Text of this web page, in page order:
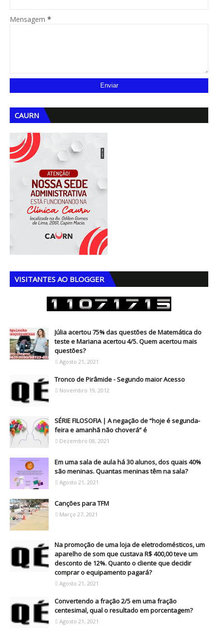
Mensagem *
CAURN
VISITANTES AO BLOGGER
Júlia acertou 75% das questões de Matemática do
teste e Mariana acertou 4/5. Quem acertou mais
questões?
Agosto 21, 2021
Tronco de Pirâmide - Segundo maior Acesso
Novembro 19, 2012
SÉRIE FILOSOFIA | A negação de “hoje é segunda-
feira e amanhã não choverá” é
Dezembro 08, 2021
Em uma sala de aula há 30 alunos, dos quais 40%
são meninas. Quantas meninas têm na sala?
Agosto 21, 2021
Canções para TFM
Março 27, 2021
Na promoção de uma loja de eletrodomésticos, um
aparelho de som que custava R$ 400,00 teve um
desconto de 12%. Quanto o cliente que decidir
comprar o equipamento pagará?
Agosto 21, 2021
Convertendo a fração 2/5 em uma fração
centesimal, qual o resultado em porcentagem?
Agosto 21, 2021